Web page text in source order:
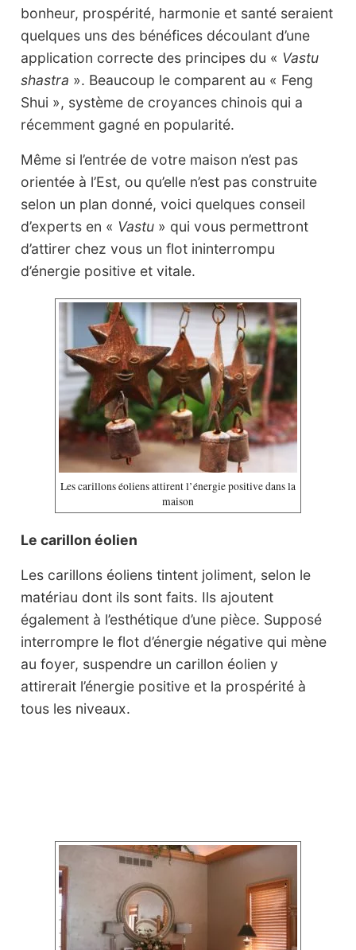
bonheur, prospérité, harmonie et santé seraient
quelques uns des bénéfices découlant d’une
application correcte des principes du « Vastu
shastra ». Beaucoup le comparent au « Feng
Shui », système de croyances chinois qui a
récemment gagné en popularité.
Même si l’entrée de votre maison n’est pas
orientée à l’Est, ou qu’elle n’est pas construite
selon un plan donné, voici quelques conseil
d’experts en « Vastu » qui vous permettront
d’attirer chez vous un flot ininterrompu
d’énergie positive et vitale.
Les carillons éoliens attirent l’énergie positive dans la
maison
Le carillon éolien
Les carillons éoliens tintent joliment, selon le
matériau dont ils sont faits. Ils ajoutent
également à l’esthétique d’une pièce. Supposé
interrompre le flot d’énergie négative qui mène
au foyer, suspendre un carillon éolien y
attirerait l’énergie positive et la prospérité à
tous les niveaux.